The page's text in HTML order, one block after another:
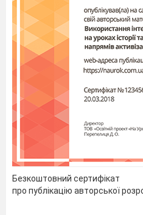
teenagers. Try to tell
about.
Безкоштовний сертифікат
про публікацію авторської